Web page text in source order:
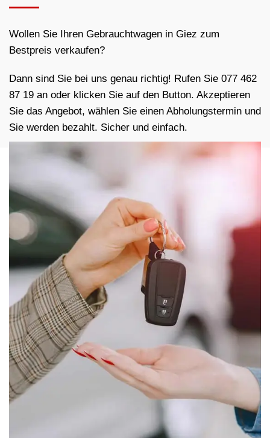
Wollen Sie Ihren Gebrauchtwagen in Giez zum
Bestpreis verkaufen?
Dann sind Sie bei uns genau richtig! Rufen Sie 077 462
87 19 an oder klicken Sie auf den Button. Akzeptieren
Sie das Angebot, wählen Sie einen Abholungstermin und
Sie werden bezahlt. Sicher und einfach.